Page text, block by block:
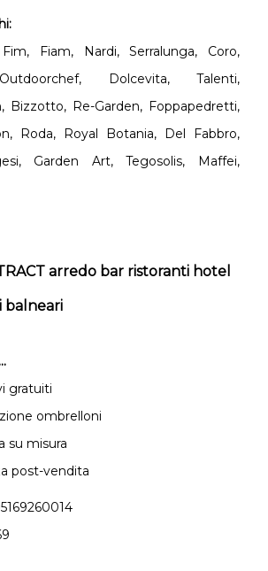
Fiam, Nardi, Serralunga, Coro,
Dolcevita, Talenti,
Bizzotto, Re-Garden, Foppapedretti,
Roda, Royal Botania, Del Fabbro,
Garden Art, Tegosolis, Maffei,
arredo bar ristoranti hotel
balneari
gratuiti
ombrelloni
su misura
post-vendita